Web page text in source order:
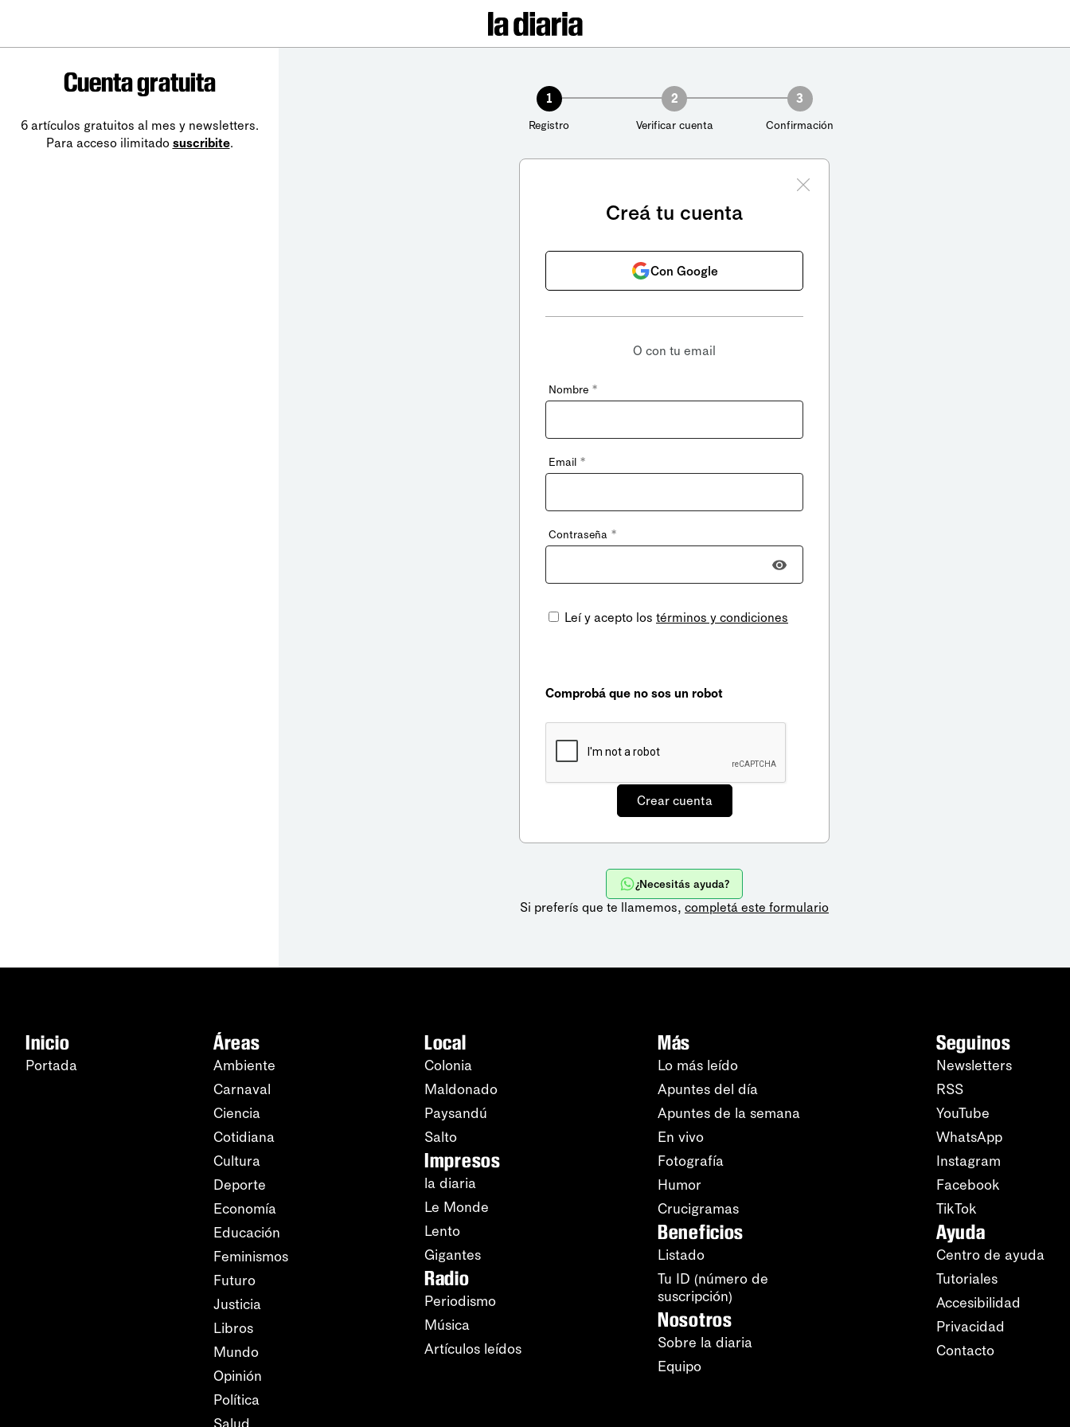
Cuenta gratuita
6 artículos gratuitos al mes y newsletters.
Para acceso ilimitado suscribite.
1
Registro
2
Verificar cuenta
3
Confirmación
Creá tu cuenta
Con Google
O con tu email
Nombre *
Email *
Contraseña *
Leí y acepto los términos y condiciones
Comprobá que no sos un robot
¿Necesitás ayuda?
Si preferís que te llamemos, completá este formulario
Inicio
Portada
Áreas
Ambiente
Carnaval
Ciencia
Cotidiana
Cultura
Deporte
Economía
Educación
Feminismos
Futuro
Justicia
Libros
Mundo
Opinión
Política
Local
Colonia
Maldonado
Paysandú
Salto
Impresos
la diaria
Le Monde
Lento
Gigantes
Radio
Periodismo
Música
Artículos leídos
Más
Lo más leído
Apuntes del día
Apuntes de la semana
En vivo
Fotografía
Humor
Crucigramas
Beneficios
Listado
Tu ID (número de
suscripción)
Nosotros
Sobre la diaria
Equipo
Seguinos
Newsletters
RSS
YouTube
WhatsApp
Instagram
Facebook
TikTok
Ayuda
Centro de ayuda
Tutoriales
Accesibilidad
Privacidad
Contacto